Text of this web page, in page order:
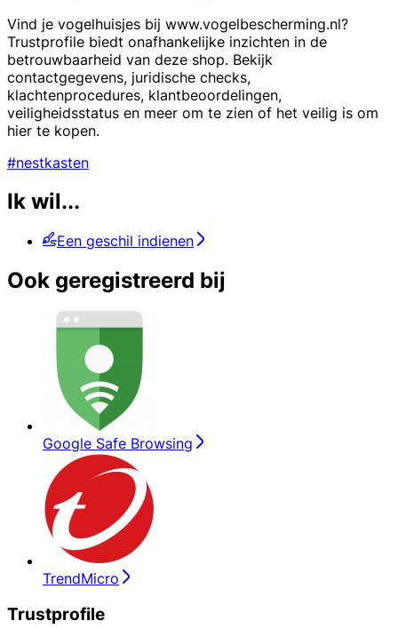
Vind je vogelhuisjes bij www.vogelbescherming.nl?
Trustprofile biedt onafhankelijke inzichten in de
betrouwbaarheid van deze shop. Bekijk
contactgegevens, juridische checks,
klachtenprocedures, klantbeoordelingen,
veiligheidsstatus en meer om te zien of het veilig is om
hier te kopen.
#nestkasten
Ik wil...
Een geschil indienen
Ook geregistreerd bij
Google Safe Browsing
TrendMicro
Trustprofile